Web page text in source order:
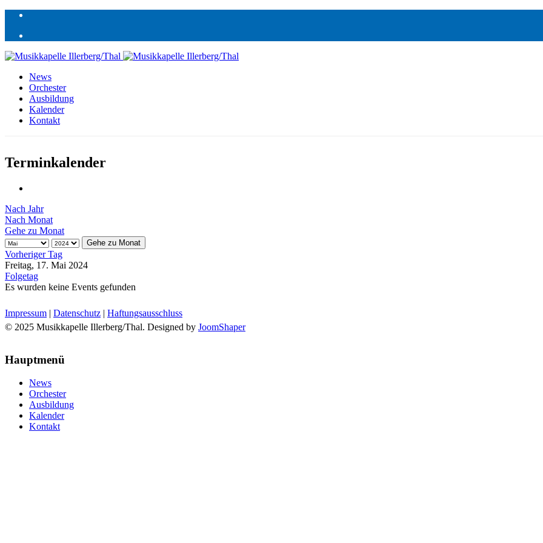
News
Orchester
Ausbildung
Kalender
Kontakt
Terminkalender
Nach Jahr
Nach Monat
Gehe zu Monat
Gehe zu Monat
Vorheriger Tag
Freitag, 17. Mai 2024
Folgetag
Es wurden keine Events gefunden
Impressum | Datenschutz | Haftungsausschluss
© 2025 Musikkapelle Illerberg/Thal. Designed by JoomShaper
Hauptmenü
News
Orchester
Ausbildung
Kalender
Kontakt